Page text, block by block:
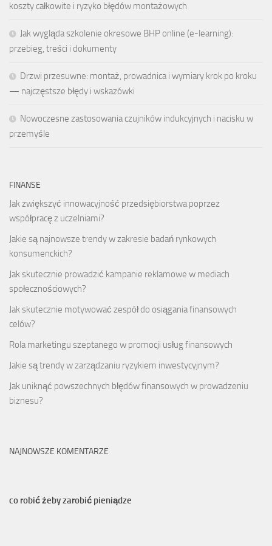
koszty całkowite i ryzyko błędów montażowych
Jak wygląda szkolenie okresowe BHP online (e-learning):
przebieg, treści i dokumenty
Drzwi przesuwne: montaż, prowadnica i wymiary krok po kroku
— najczęstsze błędy i wskazówki
Nowoczesne zastosowania czujników indukcyjnych i nacisku w
przemyśle
FINANSE
Jak zwiększyć innowacyjność przedsiębiorstwa poprzez
współpracę z uczelniami?
Jakie są najnowsze trendy w zakresie badań rynkowych
konsumenckich?
Jak skutecznie prowadzić kampanie reklamowe w mediach
społecznościowych?
Jak skutecznie motywować zespół do osiągania finansowych
celów?
Rola marketingu szeptanego w promocji usług finansowych
Jakie są trendy w zarządzaniu ryzykiem inwestycyjnym?
Jak uniknąć powszechnych błędów finansowych w prowadzeniu
biznesu?
NAJNOWSZE KOMENTARZE
co robić żeby zarobić pieniądze